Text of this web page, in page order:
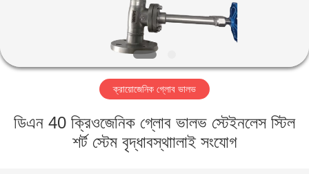
আমাদের
সম্পর্কে
কারখানা
ক্রায়োজেনিক গ্লোব ভালভ
ডিএন 40 ক্রিওজেনিক গ্লোব ভালভ স্টেইনলেস স্টিল
শর্ট স্টেম বৃদ্ধাবস্থাালাই সংযোগ